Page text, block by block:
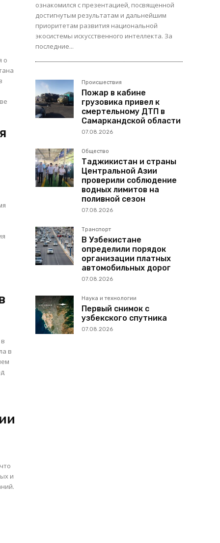
о
в
и
ознакомился с презентацией, посвященной
достигнутым результатам и дальнейшим
приоритетам развития национальной
экосистемы искусственного интеллекта. За
последние...
Происшествия
Пожар в кабине
грузовика привел к
смертельному ДТП в
Самаркандской области
07.08.2026
Общество
Таджикистан и страны
Центральной Азии
проверили соблюдение
водных лимитов на
поливной сезон
07.08.2026
Транспорт
В Узбекистане
определили порядок
организации платных
автомобильных дорог
07.08.2026
Наука и технологии
Первый снимок с
узбекского спутника
07.08.2026